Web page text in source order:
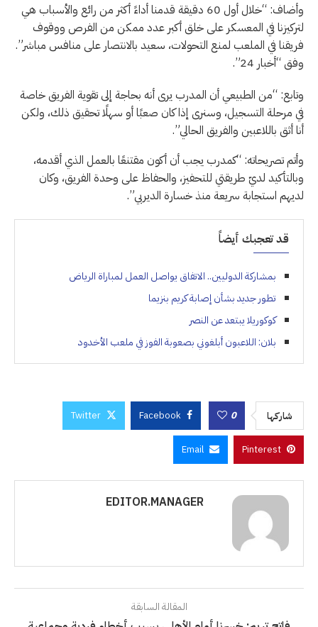
وأضاف: “خلال أول 60 دقيقة قدمنا أداءً أكثر من رائع والأسباب هي
لتركيزنا في المعسكر على خلق أكبر عدد ممكن من الفرص ووقوف
فريقنا في الملعب لمنع التحولات، سعيد بالانتصار على منافس مباشر”.
وفق “أخبار 24”.
وتابع: “من الطبيعي أن المدرب يرى أنه بحاجة إلى تقوية الفريق خاصة
في مرحلة التسجيل، وسنرى إذا كان صعبًا أو سهلًا تحقيق ذلك، ولكن
أنا أثق باللاعبين والفريق الحالي”.
وأتم تصريحاته: “كمدرب يجب أن أكون مقتنعًا بالعمل الذي أقدمه،
وبالتأكيد لديّ طريقتي للتحفيز، والحفاظ على وحدة الفريق، وكان
لديهم استجابة سريعة منذ خسارة الديربي”.
قد تعجبك أيضاً
بمشاركة الدوليين.. الاتفاق يواصل العمل لمباراة الرياض
تطور جديد بشأن إصابة كريم بنزيما
كوكوريلا يبتعد عن النصر
بلان: اللاعبون أبلغوني بصعوبة الفوز في ملعب الأخدود
شاركها 0
Facebook
Twitter
Pinterest
Email
EDITOR.MANAGER
المقالة السابقة